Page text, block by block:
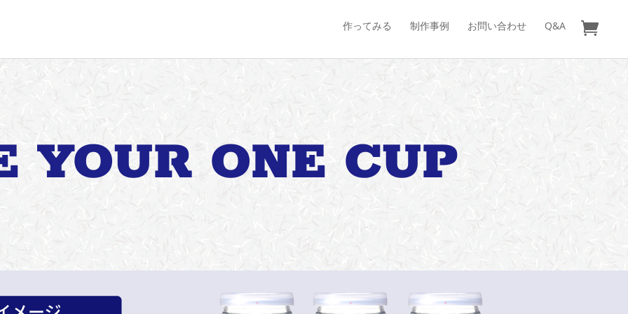
作ってみる 制作事例 お問い合わせ Q&A
YOUR ONE CUP